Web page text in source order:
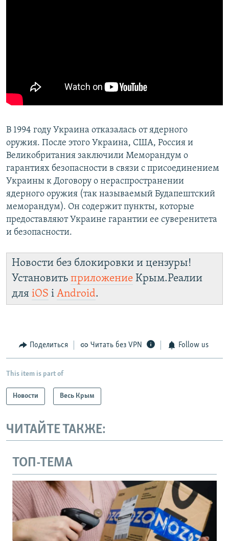
В 1994 году Украина отказалась от ядерного
оружия. После этого Украина, США, Россия и
Великобритания заключили Меморандум о
гарантиях безопасности в связи с присоединением
Украины к Договору о нераспространении
ядерного оружия (так называемый Будапештский
меморандум). Он содержит пункты, которые
предоставляют Украине гарантии ее суверенитета
и безопасности.
Новости без блокировки и цензуры!
Установить приложение Крым.Реалии
для iOS і Android.
Поделиться Читать без VPN Follow us
This item is part of
Новости Весь Крым
ЧИТАЙТЕ ТАКЖЕ:
ТОП-ТЕМА